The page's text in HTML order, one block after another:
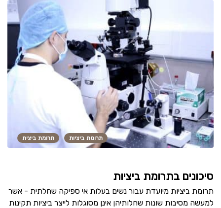
תרומת ביציות תרומת ביצית
סיכונים בתרומת ביציות
תרומת ביציות מיועדת עבור נשים בעלות אי ספיקה שחלתית - אשר
למעשה מסיבות שונות שחלותיהן אינן מסוגלות לייצר ביציות תקינות